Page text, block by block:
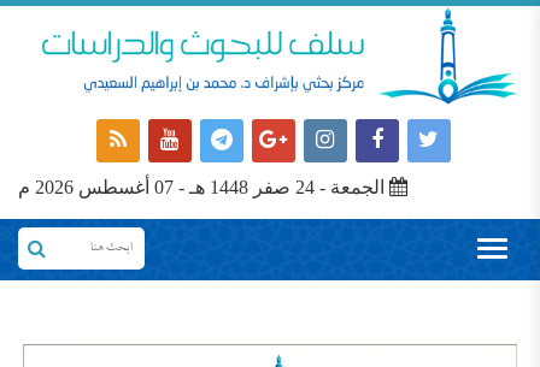
الجمعة - 24 صفر 1448 هـ - 07 أغسطس 2026 م